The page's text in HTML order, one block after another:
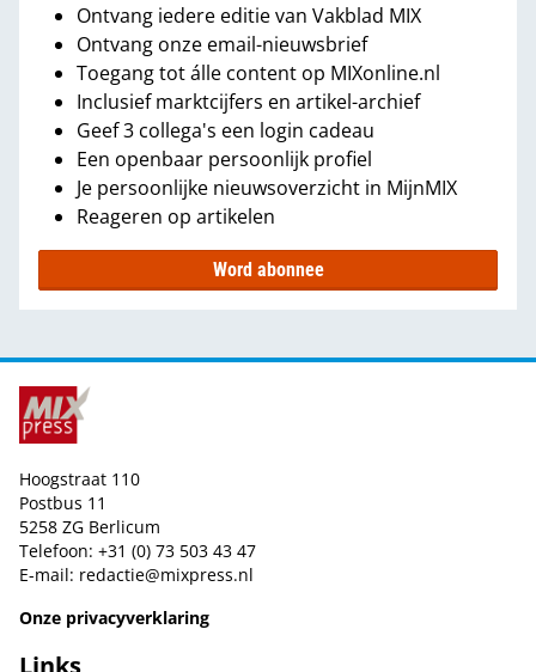
Ontvang iedere editie van Vakblad MIX
Ontvang onze email-nieuwsbrief
Toegang tot álle content op MIXonline.nl
Inclusief marktcijfers en artikel-archief
Geef 3 collega's een login cadeau
Een openbaar persoonlijk profiel
Je persoonlijke nieuwsoverzicht in MijnMIX
Reageren op artikelen
Word abonnee
Hoogstraat 110
Postbus 11
5258 ZG Berlicum
Telefoon: +31 (0) 73 503 43 47
E-mail: redactie@mixpress.nl
Onze privacyverklaring
Links